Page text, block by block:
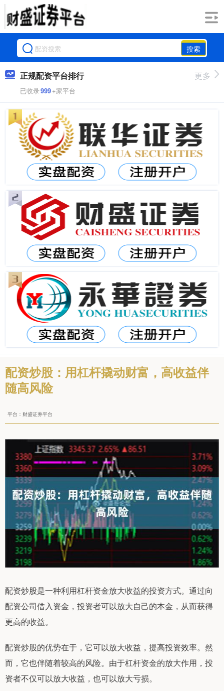
搜索
正规配资平台排行
已收录999+家平台
更多
配资炒股：用杠杆撬动财富，高收益伴
随高风险
平台：财盛证券平台
配资炒股是一种利用杠杆资金放大收益的投资方式。通过向
配资公司借入资金，投资者可以放大自己的本金，从而获得
更高的收益。
配资炒股的优势在于，它可以放大收益，提高投资效率。然
而，它也伴随着较高的风险。由于杠杆资金的放大作用，投
资者不仅可以放大收益，也可以放大亏损。